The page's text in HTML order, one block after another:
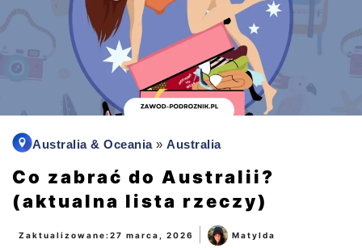
Australia & Oceania» Australia
Co zabrać do Australii?
(aktualna lista rzeczy)
Zaktualizowane:27 marca, 2026 Matylda